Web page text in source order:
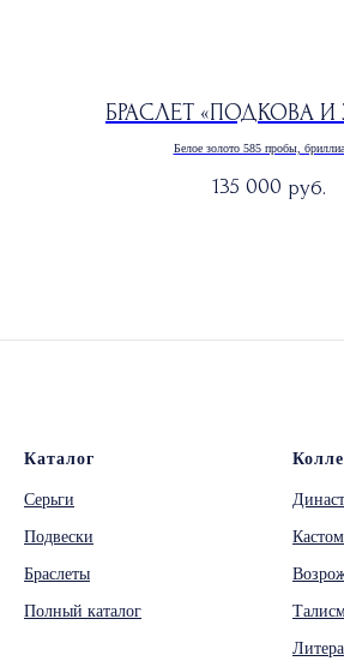
БРАСЛЕТ «ПОДКОВА И
Белое золото 585 пробы,
135 000 руб.
Каталог
Серьги
Подвески
Браслеты
Полный каталог
Литера